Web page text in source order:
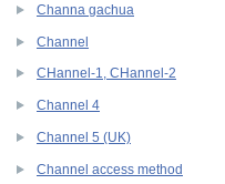
Channa gachua
Channel
CHannel-1, CHannel-2
Channel 4
Channel 5 (UK)
Channel access method